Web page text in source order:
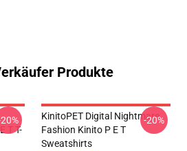
Produkte
T T-
KinitoPET Digital Nightmare
Fashion Kinito P E T
Sweatshirts
-20%